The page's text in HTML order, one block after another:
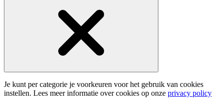
Je kunt per categorie je voorkeuren voor het gebruik van cookies
instellen. Lees meer informatie over cookies op onze privacy policy